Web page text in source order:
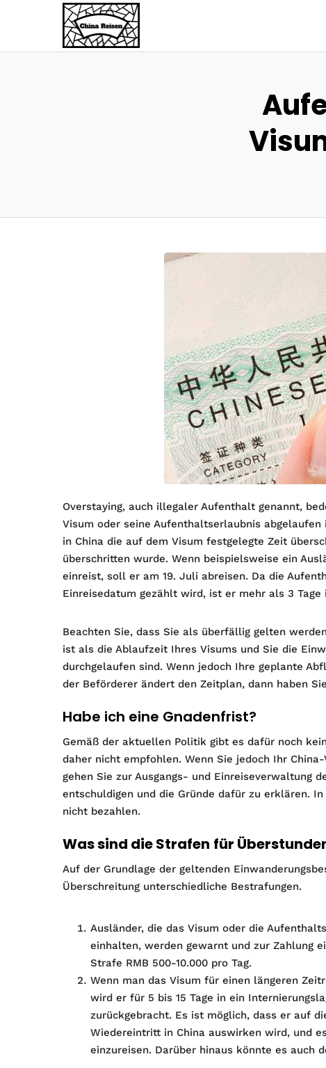
Overstaying, auch illegaler Aufenthalt genannt,
Visum oder seine Aufenthaltserlaubnis
in China die auf dem Visum festgelegte Zeit
überschritten wurde. Wenn beispielsweise ein
einreist, soll er am 19. Juli abreisen. Da die
Einreisedatum gezählt wird, ist er mehr als 3
Beachten Sie, dass Sie als überfällig gelten
ist als die Ablaufzeit Ihres Visums und Sie die
durchgelaufen sind. Wenn jedoch Ihre geplante
der Beförderer ändert den Zeitplan, dann haben
Habe ich eine Gnadenfrist?
Gemäß der aktuellen Politik gibt es dafür noch
daher nicht empfohlen. Wenn Sie jedoch Ihr
gehen Sie zur Ausgangs- und Einreiseverwaltung
entschuldigen und die Gründe dafür zu erklären.
nicht bezahlen.
Was sind die Strafen für
Auf der Grundlage der geltenden
Überschreitung unterschiedliche Bestrafungen.
Ausländer, die das Visum oder die
einhalten, werden gewarnt und zur Zahlung
Strafe RMB 500-10.000 pro Tag.
Wenn man das Visum für einen längeren
wird er für 5 bis 15 Tage in ein
zurückgebracht. Es ist möglich, dass er auf
Wiedereintritt in China auswirken wird, und
einzureisen. Darüber hinaus könnte es auch